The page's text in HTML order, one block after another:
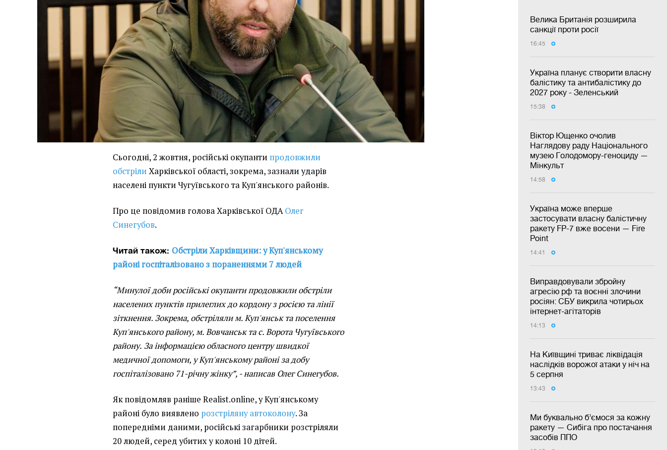
Велика Британія розширила
санкції проти росії
16:45
Україна планує створити власну
балістику та антибалістику до
2027 року - Зеленський
15:38
Віктор Ющенко очолив
Наглядову раду Національного
музею Голодомору-геноциду —
Мінкульт
14:58
Україна може вперше
застосувати власну балістичну
ракету FP-7 вже восени — Fire
Point
14:41
Виправдовували збройну
агресію рф та воєнні злочини
росіян: СБУ викрила чотирьох
інтернет-агітаторів
14:13
На Київщині триває ліквідація
наслідків ворожої атаки у ніч на
5 серпня
13:43
Ми буквально б’ємося за кожну
ракету — Сибіга про постачання
засобів ППО
Сьогодні, 2 жовтня, російські окупанти продовжили
обстріли Харківської області, зокрема, зазнали ударів
населені пункти Чугуївського та Куп'янського районів.
Про це повідомив голова Харківської ОДАОлег
Синегубов.
Читай також: Обстріли Харківщини: у Куп'янському
районі госпіталізовано з пораненнями 7 людей
“Минулої доби російські окупанти продовжили обстріли
населених пунктів прилеглих до кордону з росією та лінії
зіткнення. Зокрема, обстріляли м. Куп'янськ та поселення
Куп'янського району, м. Вовчанськ та с. Ворота Чугуївського
району. За інформацією обласного центру швидкої
медичної допомоги, у Куп'янському районі за добу
госпіталізовано 71-річну жінку”, - написав Олег Синегубов.
Як повідомляв раніше Realist.online, у Куп'янському
районі було виявлено розстріляну автоколону. За
попередніми даними, російські загарбники розстріляли
20 людей, серед убитих у колоні 10 дітей.